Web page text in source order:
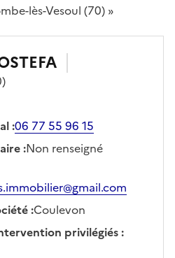
lès-Vesoul (70) »
:06 77 55 96 15
:Non renseigné
:Coulevon
privilégiés: